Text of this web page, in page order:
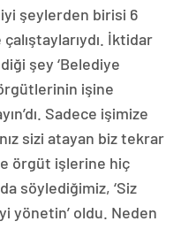
iyi şeylerden birisi 6
İktidar
şey ‘Belediye
işine
Sadece işimize
sizi atayan biz tekrar
örgüt işlerine hiç
söylediğimiz, ‘Siz
yönetin’ oldu. Neden